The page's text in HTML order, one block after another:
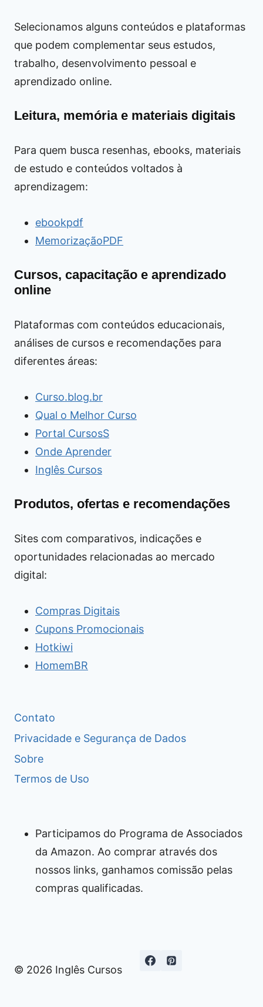
Selecionamos alguns conteúdos e plataformas
que podem complementar seus estudos,
trabalho, desenvolvimento pessoal e
aprendizado online.
Leitura, memória e materiais digitais
Para quem busca resenhas, ebooks, materiais
de estudo e conteúdos voltados à
aprendizagem:
ebookpdf
MemorizaçãoPDF
Cursos, capacitação e aprendizado
online
Plataformas com conteúdos educacionais,
análises de cursos e recomendações para
diferentes áreas:
Curso.blog.br
Qual o Melhor Curso
Portal CursosS
Onde Aprender
Inglês Cursos
Produtos, ofertas e recomendações
Sites com comparativos, indicações e
oportunidades relacionadas ao mercado
digital:
Compras Digitais
Cupons Promocionais
Hotkiwi
HomemBR
Contato
Privacidade e Segurança de Dados
Sobre
Termos de Uso
Participamos do Programa de Associados
da Amazon. Ao comprar através dos
nossos links, ganhamos comissão pelas
compras qualificadas.
© 2026 Inglês Cursos